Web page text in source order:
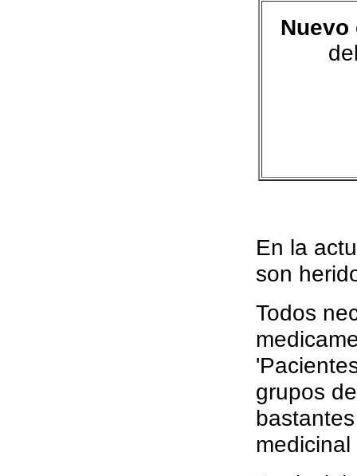
Nuevo
En la
son
Todos
grupos